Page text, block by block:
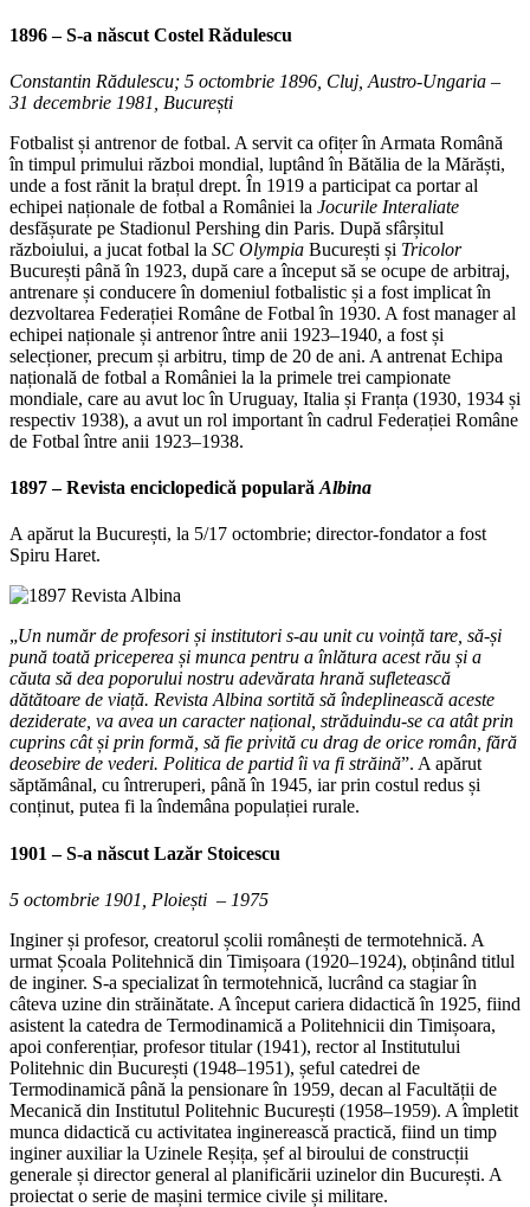
1896 – S-a născut Costel Rădulescu
Constantin Rădulescu; 5 octombrie 1896, Cluj, Austro-Ungaria –
31 decembrie 1981, București
Fotbalist și antrenor de fotbal. A servit ca ofițer în Armata Română
în timpul primului război mondial, luptând în Bătălia de la Mărăști,
unde a fost rănit la brațul drept. În 1919 a participat ca portar al
echipei naționale de fotbal a României la Jocurile Interaliate
desfășurate pe Stadionul Pershing din Paris. După sfârșitul
războiului, a jucat fotbal la SC Olympia București și Tricolor
București până în 1923, după care a început să se ocupe de arbitraj,
antrenare și conducere în domeniul fotbalistic și a fost implicat în
dezvoltarea Federației Române de Fotbal în 1930. A fost manager al
echipei naționale și antrenor între anii 1923–1940, a fost și
selecționer, precum și arbitru, timp de 20 de ani. A antrenat Echipa
națională de fotbal a României la la primele trei campionate
mondiale, care au avut loc în Uruguay, Italia și Franța (1930, 1934 și
respectiv 1938), a avut un rol important în cadrul Federației Române
de Fotbal între anii 1923–1938.
1897 – Revista enciclopedică populară Albina
A apărut la București, la 5/17 octombrie; director-fondator a fost
Spiru Haret.
„Un număr de profesori și institutori s-au unit cu voință tare, să-și
pună toată priceperea și munca pentru a înlătura acest rău și a
căuta să dea poporului nostru adevărata hrană sufletească
dătătoare de viață. Revista Albina sortită să îndeplinească aceste
deziderate, va avea un caracter național, străduindu-se ca atât prin
cuprins cât și prin formă, să fie privită cu drag de orice român, fără
deosebire de vederi. Politica de partid îi va fi străină”. A apărut
săptămânal, cu întreruperi, până în 1945, iar prin costul redus și
conținut, putea fi la îndemâna populației rurale.
1901 – S-a născut Lazăr Stoicescu
5 octombrie 1901, Ploiești – 1975
Inginer și profesor, creatorul școlii românești de termotehnică. A
urmat Școala Politehnică din Timișoara (1920–1924), obținând titlul
de inginer. S-a specializat în termotehnică, lucrând ca stagiar în
câteva uzine din străinătate. A început cariera didactică în 1925, fiind
asistent la catedra de Termodinamică a Politehnicii din Timișoara,
apoi conferențiar, profesor titular (1941), rector al Institutului
Politehnic din București (1948–1951), șeful catedrei de
Termodinamică până la pensionare în 1959, decan al Facultății de
Mecanică din Institutul Politehnic București (1958–1959). A împletit
munca didactică cu activitatea inginerească practică, fiind un timp
inginer auxiliar la Uzinele Reșița, șef al biroului de construcții
generale și director general al planificării uzinelor din București. A
proiectat o serie de mașini termice civile și militare.